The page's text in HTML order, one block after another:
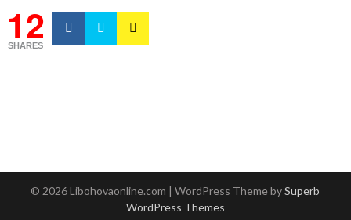
12
SHARES
© 2026 Libohovaonline.com | WordPress Theme bySuperb
WordPress Themes